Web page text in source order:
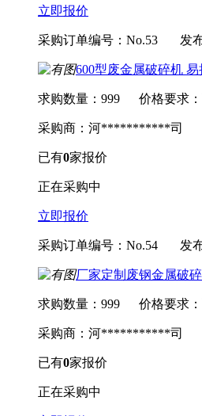
立即报价
采购订单编号：No.53 发布
600型废金属破碎机
求购数量：999 价格要求
采购商：河***********司
已有0家报价
正在采购中
立即报价
采购订单编号：No.54 发布
厂家定制废钢金属破
求购数量：999 价格要求
采购商：河***********司
已有0家报价
正在采购中